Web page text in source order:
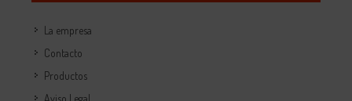
La empresa
Contacto
Productos
Aviso Legal